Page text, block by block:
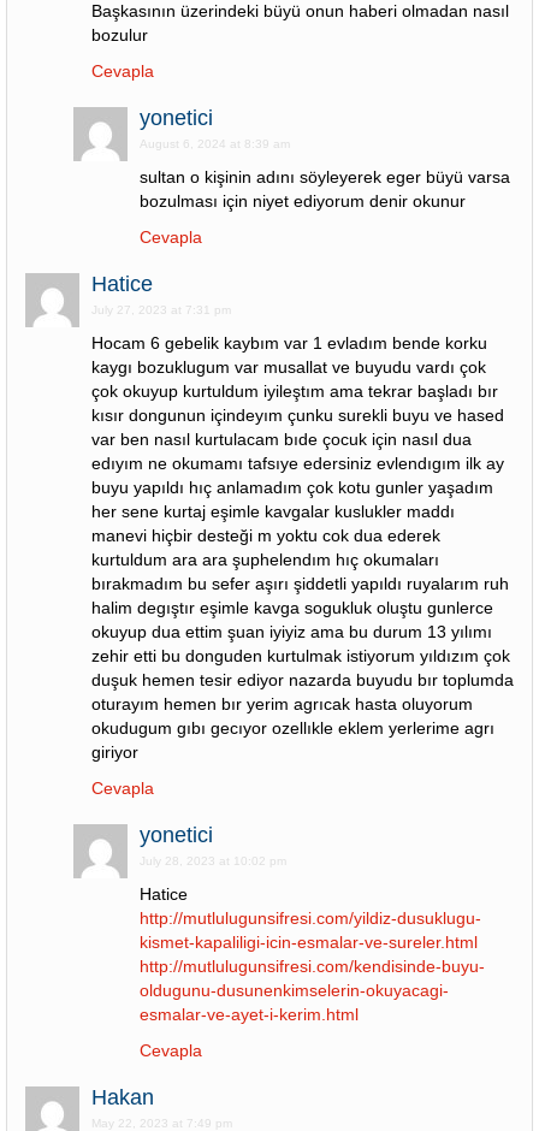
Başkasının üzerindeki büyü onun haberi olmadan nasıl
bozulur
Cevapla
yonetici
August 6, 2024 at 8:39 am
sultan o kişinin adını söyleyerek eger büyü varsa
bozulması için niyet ediyorum denir okunur
Cevapla
Hatice
July 27, 2023 at 7:31 pm
Hocam 6 gebelik kaybım var 1 evladım bende korku
kaygı bozuklugum var musallat ve buyudu vardı çok
çok okuyup kurtuldum iyileştım ama tekrar başladı bır
kısır dongunun içindeyım çunku surekli buyu ve hased
var ben nasıl kurtulacam bıde çocuk için nasıl dua
edıyım ne okumamı tafsıye edersiniz evlendıgım ilk ay
buyu yapıldı hıç anlamadım çok kotu gunler yaşadım
her sene kurtaj eşimle kavgalar kuslukler maddı
manevi hiçbir desteği m yoktu cok dua ederek
kurtuldum ara ara şuphelendım hıç okumaları
bırakmadım bu sefer aşırı şiddetli yapıldı ruyalarım ruh
halim degıştır eşimle kavga sogukluk oluştu gunlerce
okuyup dua ettim şuan iyiyiz ama bu durum 13 yılımı
zehir etti bu donguden kurtulmak istiyorum yıldızım çok
duşuk hemen tesir ediyor nazarda buyudu bır toplumda
oturayım hemen bır yerim agrıcak hasta oluyorum
okudugum gıbı gecıyor ozellıkle eklem yerlerime agrı
giriyor
Cevapla
yonetici
July 28, 2023 at 10:02 pm
Hatice
http://mutlulugunsifresi.com/yildiz-dusuklugu-
kismet-kapaliligi-icin-esmalar-ve-sureler.html
http://mutlulugunsifresi.com/kendisinde-buyu-
oldugunu-dusunenkimselerin-okuyacagi-
esmalar-ve-ayet-i-kerim.html
Cevapla
Hakan
May 22, 2023 at 7:49 pm